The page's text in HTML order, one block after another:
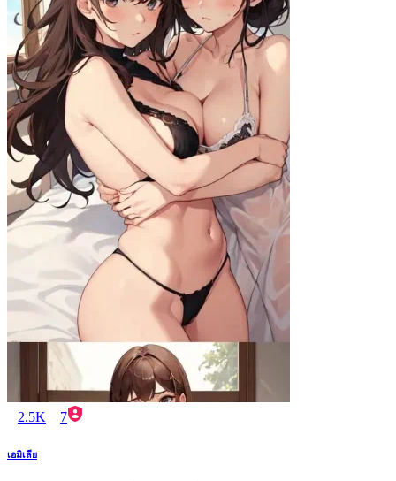
2.5K 7
เอมิเลีย